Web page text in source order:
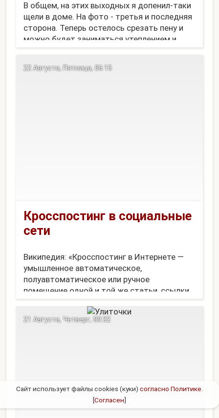
В общем, на этих выходных я допенил-таки
щели в доме. На фото - третья и последняя
сторона. Теперь остелось срезать пену и
можно будет заниматься утеплением и
сайдингом. Кстати, эту пену пытаются
жрать куры и гуси... мне даже нечего
сказать про их интеллект. Но часть дома
Кросспостинг в социальные
сети
Википедия: «Кросспостинг в Интернете —
умышленное автоматическое,
полуавтоматическое или ручное
помещение одной и той же статьи, ссылки
или темы, в форумы, блоги, либо иной
формы сайты или публичные переписки...»
Я уже как-то писал про Кросспостинг в
22 Августа, Пятница, 06:15
21 Августа, Четверг, 00:32
Сайт использует файлы cookies (куки) согласно Политике
[Согласен]